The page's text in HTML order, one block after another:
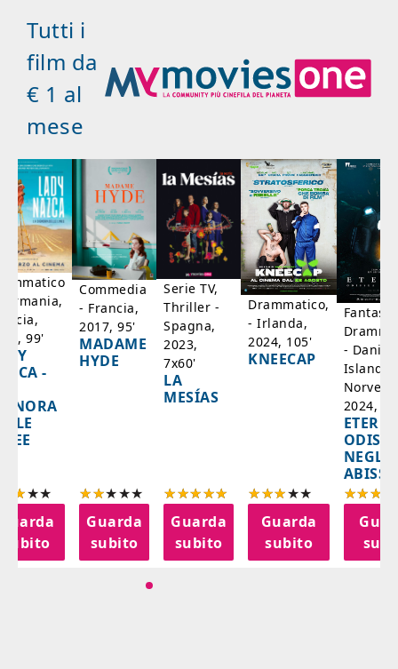
Tutti i
film da
€ 1 al
mese
99'
-
subito
Commedia
- Francia,
2017, 95'
MADAME
HYDE
Guarda
subito
Serie TV,
Thriller -
Spagna,
2023,
7x60'
LA
MESÍAS
Guarda
subito
Drammatico,
- Irlanda,
2024, 105'
KNEECAP
Guarda
subito
-
Islanda,
2024,
NEGLI
ABISSI